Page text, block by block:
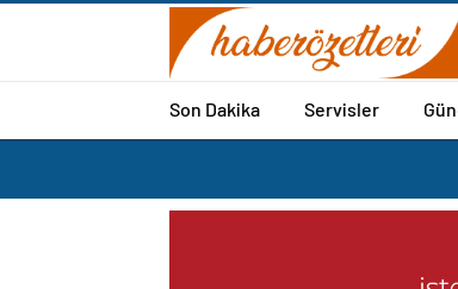
Son Dakika Servisler